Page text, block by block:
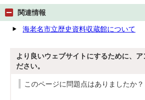
関連情報
海老名市立歴史資料収蔵館について
より良いウェブサイトにするために、ア
ださい。
このページに問題点はありましたか？